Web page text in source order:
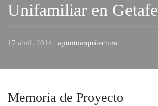
Unifamiliar en Getafe
17 abril, 2014 | apuntoarquitectura
Memoria de Proyecto